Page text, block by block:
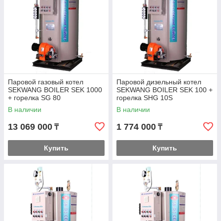
опыт:"Hydrosta
Kazakhstan" - это
надежный партнер с
многолетним опытом
работы на рынке
промышленного
оборудования,
обеспечивающий
высокое качество
продукции и
профессиональный
подход к каждому заказу.
Широкий ассортимент:
Мы предлагаем широкий
выбор моделей паровых котлов Sekwang Boiler, чтобы
вы могли выбрать оптимальное решение для вашего
предприятия.
паровые котлы Sekwang Boiler являются одними из
самых конкурентоспособных на рынке, что делает
наше предложение привлекательным для широкого
круга потребителей.
Доставка и сервис:
Мы обеспечиваем
Паровой газовый котел
SEKWANG BOILER SEK 1000
+ горелка SG 80
В наличии
13 069 000 ₸
Купить
Паровой дизельный котел
SEKWANG BOILER SEK 100 +
горелка SHG 10S
В наличии
1 774 000 ₸
Купить